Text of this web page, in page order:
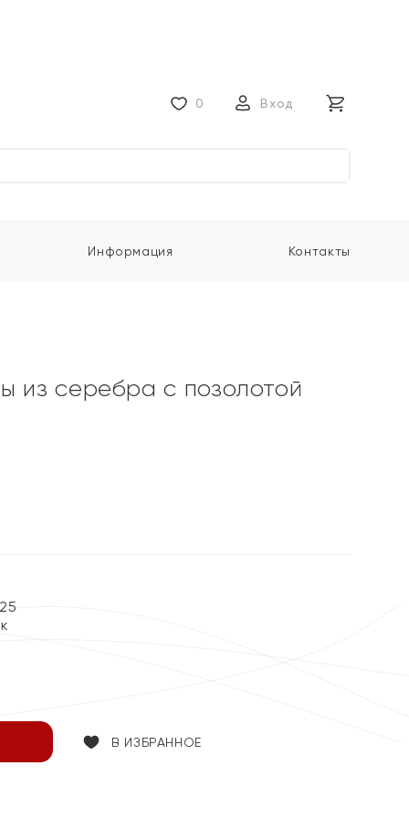
0 Вход
Информация Контакты
из серебра с позолотой
В ИЗБРАННОЕ